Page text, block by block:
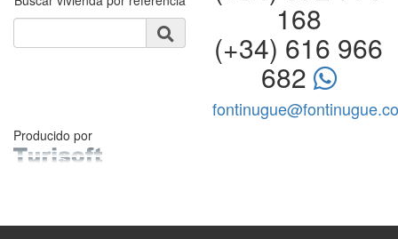
168
(+34) 616 966
682
Producido por